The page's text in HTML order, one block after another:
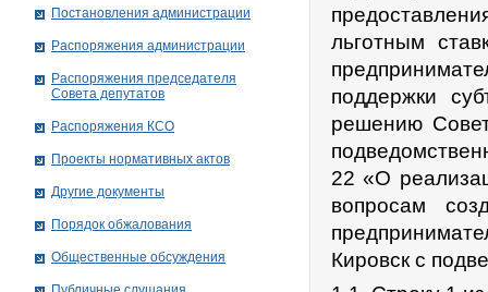
льготным
поддержки
решению
22 «О
вопросам
Кировск с
Постановления администрации
Распоряжения администрации
Распоряжения председателя
Совета депутатов
Распоряжения КСО
Проекты нормативных актов
Другие документы
Порядок обжалования
Общественные обсуждения